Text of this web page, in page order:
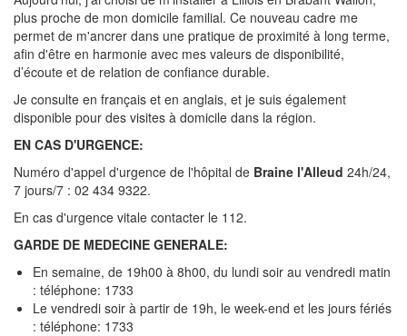
plus proche de mon domicile familial. Ce nouveau cadre me
permet de m'ancrer dans une pratique de proximité à long terme,
afin d'être en harmonie avec mes valeurs de disponibilité,
d’écoute et de relation de confiance durable.
Je consulte en français et en anglais, et je suis également
disponible pour des visites à domicile dans la région.
EN CAS D'URGENCE:
Numéro d'appel d'urgence de l'hôpital de Braine l'Alleud 24h/24,
7 jours/7 : 02 434 9322.
En cas d'urgence vitale contacter le 112.
GARDE DE MEDECINE GENERALE:
En semaine, de 19h00 à 8h00, du lundi soir au vendredi matin
: téléphone: 1733
Le vendredi soir à partir de 19h, le week-end et les jours fériés
: téléphone: 1733